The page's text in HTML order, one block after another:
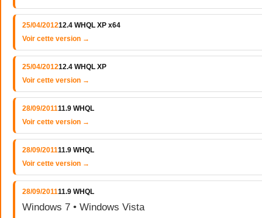
25/04/201212.4 WHQL XP x64
Voir cette version →
25/04/201212.4 WHQL XP
Voir cette version →
28/09/201111.9 WHQL
Voir cette version →
28/09/201111.9 WHQL
Voir cette version →
28/09/201111.9 WHQL
Windows 7 • Windows Vista